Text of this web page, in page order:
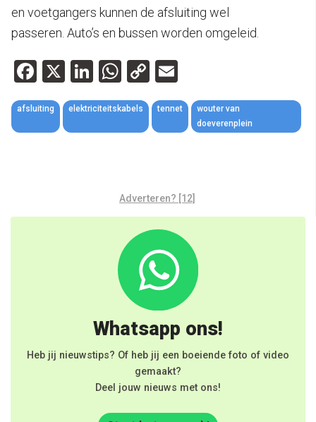
en voetgangers kunnen de afsluiting wel
passeren. Auto’s en bussen worden omgeleid.
Facebook
X LinkedIn
WhatsApp
Copy
Link
afsluiting elektriciteitskabels tennet
wouter van
doeverenplein
Adverteren? [12]
Whatsapp ons!
Heb jij nieuwstips? Of heb jij een boeiende foto of video
gemaakt?
Deel jouw nieuws met ons!